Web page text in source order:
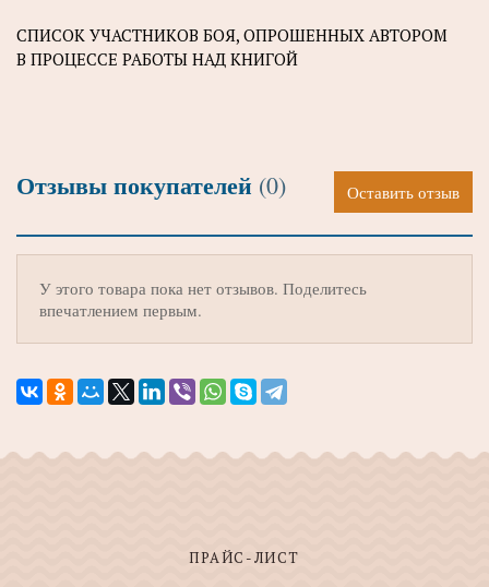
СПИСОК УЧАСТНИКОВ БОЯ, ОПРОШЕННЫХ АВТОРОМ
В ПРОЦЕССЕ РАБОТЫ НАД КНИГОЙ
Отзывы покупателей (0) Оставить отзыв
У этого товара пока нет отзывов. Поделитесь
впечатлением первым.
ПРАЙС-ЛИСТ